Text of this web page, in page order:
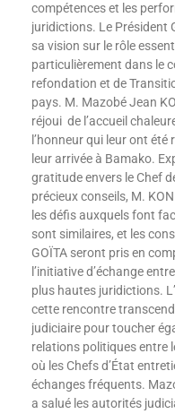
compétences et les
juridictions. Le Président
sa vision sur le rôle
particulièrement dans le
refondation et de
pays. M. Mazobé Jean
réjoui de l’accueil
l’honneur qui leur ont été
leur arrivée à Bamako.
gratitude envers le Chef
précieux conseils, M.
les défis auxquels font
sont similaires, et les
GOÏTA seront pris en
l’initiative d’échange
plus hautes juridictions.
cette rencontre
judiciaire pour toucher
relations politiques entre
où les Chefs d’État
échanges fréquents.
a salué les autorités